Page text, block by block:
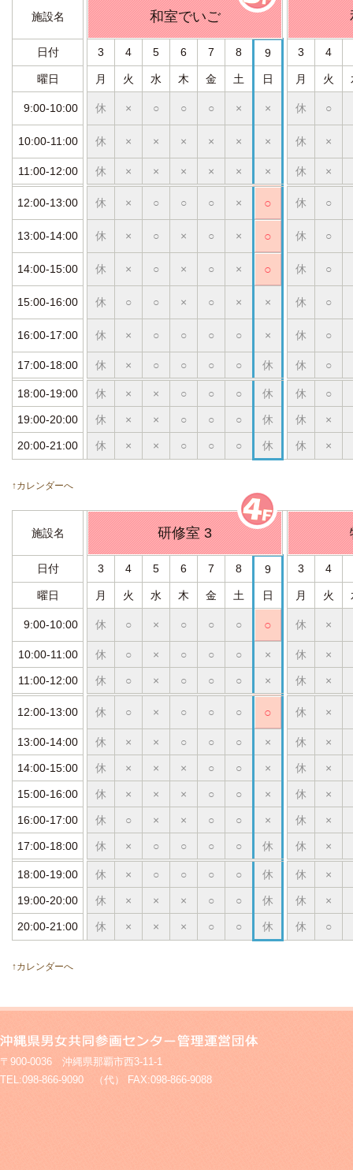
施設名 和室でいご
日付 3 4 5 6 7 8 9 3 4
曜日 月 火 水 木 金 土 日 月 火
9:00-10:00 休 × ○ ○ ○ × × 休 ○
10:00-11:00 休 × × × × × × 休 ×
11:00-12:00 休 × × × × × × 休 ×
12:00-13:00 休 × ○ ○ ○ × ○ 休 ○
13:00-14:00 休 × ○ × ○ × ○ 休 ○
14:00-15:00 休 × ○ × ○ × ○ 休 ○
15:00-16:00 休 ○ ○ × ○ × × 休 ○
16:00-17:00 休 × ○ ○ ○ ○ × 休 ○
17:00-18:00 休 × ○ ○ ○ ○ 休 休 ○
18:00-19:00 休 × × ○ ○ ○ 休 休 ○
19:00-20:00 休 × × ○ ○ ○ 休 休 ×
20:00-21:00 休 × × ○ ○ ○ 休 休 ×
↑カレンダーへ
施設名 研修室 3
日付 3 4 5 6 7 8 9 3 4
曜日 月 火 水 木 金 土 日 月 火
9:00-10:00 休 ○ × ○ ○ ○ ○ 休 ×
10:00-11:00 休 ○ × ○ ○ ○ × 休 ×
11:00-12:00 休 ○ × ○ ○ ○ × 休 ×
12:00-13:00 休 ○ × ○ ○ ○ ○ 休 ×
13:00-14:00 休 × × ○ ○ ○ × 休 ×
14:00-15:00 休 × × × ○ ○ × 休 ×
15:00-16:00 休 × × × ○ ○ × 休 ×
16:00-17:00 休 ○ × × ○ ○ × 休 ×
17:00-18:00 休 × ○ ○ ○ ○ 休 休 ×
18:00-19:00 休 × ○ ○ ○ ○ 休 休 ×
19:00-20:00 休 × × × ○ ○ 休 休 ×
20:00-21:00 休 × × × ○ ○ 休 休 ○
↑カレンダーへ
〒900-0036 沖縄県那覇市西3-11-1
TEL:098-866-9090 （代） FAX:098-866-9088